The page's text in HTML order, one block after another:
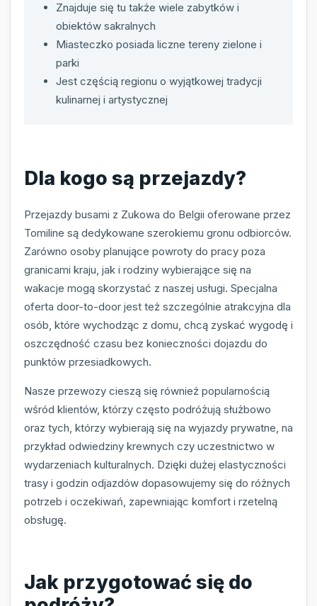
Znajduje się tu także wiele zabytków i
obiektów sakralnych
Miasteczko posiada liczne tereny zielone i
parki
Jest częścią regionu o wyjątkowej tradycji
kulinarnej i artystycznej
Dla kogo są przejazdy?
Przejazdy busami z Zukowa do Belgii oferowane przez
Tomiline są dedykowane szerokiemu gronu odbiorców.
Zarówno osoby planujące powroty do pracy poza
granicami kraju, jak i rodziny wybierające się na
wakacje mogą skorzystać z naszej usługi. Specjalna
oferta door-to-door jest też szczególnie atrakcyjna dla
osób, które wychodząc z domu, chcą zyskać wygodę i
oszczędność czasu bez konieczności dojazdu do
punktów przesiadkowych.
Nasze przewozy cieszą się również popularnością
wśród klientów, którzy często podróżują służbowo
oraz tych, którzy wybierają się na wyjazdy prywatne, na
przykład odwiedziny krewnych czy uczestnictwo w
wydarzeniach kulturalnych. Dzięki dużej elastyczności
trasy i godzin odjazdów dopasowujemy się do różnych
potrzeb i oczekiwań, zapewniając komfort i rzetelną
obsługę.
Jak przygotować się do